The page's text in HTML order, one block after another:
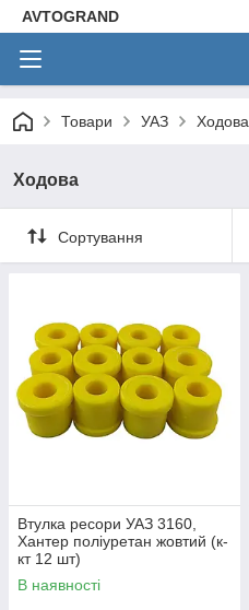
AVTOGRAND
Товари УАЗ Ходова
Ходова
Сортування
Втулка ресори УАЗ 3160,
Хантер поліуретан жовтий (к-
кт 12 шт)
В наявності